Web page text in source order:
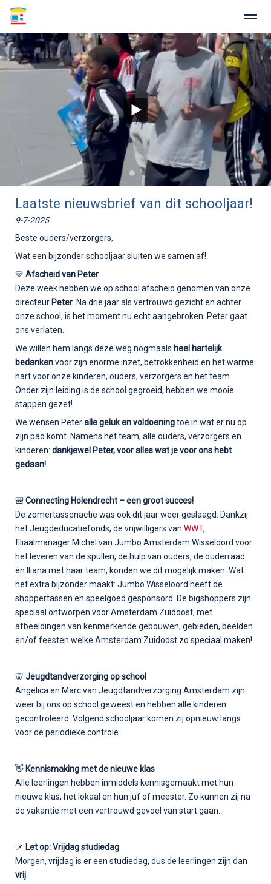
Zoeken Nieuws Agenda
● ●
Laatste nieuwsbrief van dit schooljaar!
9-7-2025
Beste ouders/verzorgers,
Wat een bijzonder schooljaar sluiten we samen af!
💛 Afscheid van Peter
Deze week hebben we op school afscheid genomen van onze
directeur Peter . Na drie jaar als vertrouwd gezicht en achter
onze school, is het moment nu echt aangebroken: Peter gaat
ons verlaten.
We willen hem langs deze weg nogmaals heel hartelijk
bedankenvoor zijn enorme inzet, betrokkenheid en het warme
hart voor onze kinderen, ouders, verzorgers en het team.
Onder zijn leiding is de school gegroeid, hebben we mooie
stappen gezet!
We wensen Peteralle geluk en voldoeningtoe in wat er nu op
zijn pad komt. Namens het team, alle ouders, verzorgers en
kinderen: dankjewel Peter, voor alles wat je voor ons hebt
gedaan!
🎒Connecting Holendrecht – een groot succes!
De zomertassenactie was ook dit jaar weer geslaagd. Dankzij
het Jeugdeducatiefonds, de vrijwilligers van WWT,
filiaalmanager Michel van Jumbo Amsterdam Wisseloord voor
het leveren van de spullen, de hulp van ouders, de ouderraad
én Iliana met haar team, konden we dit mogelijk maken. Wat
het extra bijzonder maakt: Jumbo Wisseloord heeft de
shoppertassen en speelgoed gesponsord. De bigshoppers zijn
speciaal ontworpen voor Amsterdam Zuidoost, met
afbeeldingen van kenmerkende gebouwen, gebieden, beelden
en/of feesten welke Amsterdam Zuidoost zo speciaal maken!
🦷 Jeugdtandverzorging op school
Angelica en Marc van Jeugdtandverzorging Amsterdam zijn
weer bij ons op school geweest en hebben alle kinderen
gecontroleerd. Volgend schooljaar komen zij opnieuw langs
voor de periodieke controle.
👋 Kennismaking met de nieuwe klas
Alle leerlingen hebben inmiddels kennisgemaakt met hun
nieuwe klas, het lokaal en hun juf of meester. Zo kunnen zij na
de vakantie met een vertrouwd gevoel van start gaan.
📌 Let op: Vrijdag studiedag
Morgen, vrijdag is er een studiedag, dus de leerlingen zijn dan
vrij